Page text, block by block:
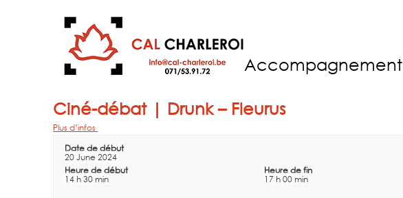
Accompagnement
Ciné-débat | Drunk – Fleurus
Plus d’infos
Date de début
20 June 2024
Heure de début
14 h 30 min
Heure de fin
17 h 00 min